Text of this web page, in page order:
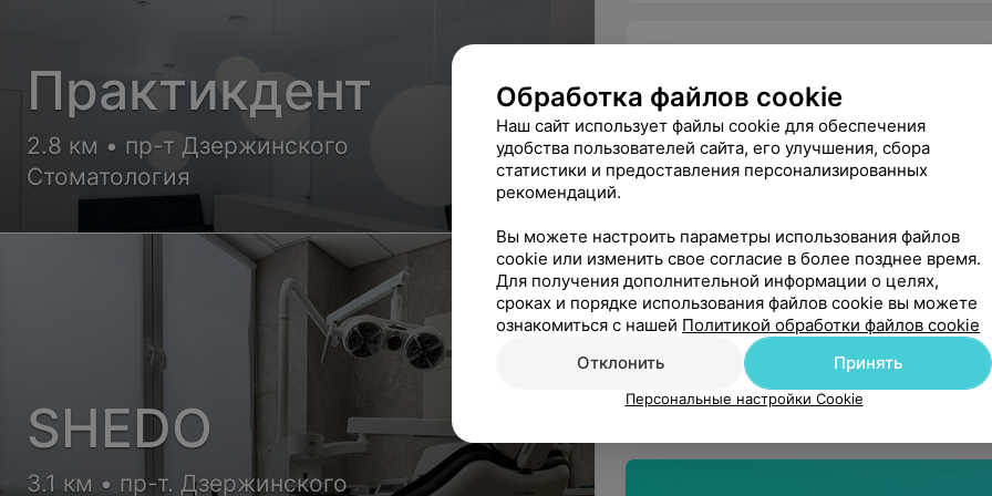
проводить процедуры без
используют материалы от
расходники, а инструменты
Современные методики
Доктора практикуют новые
которые помогают
каждому пациенту
«ДенталСалон» — это ортодонтический
стоматологических услуг. Здесь
аномалий.
Ортодонтический штат
различные методы и подходы к
важные врачебные консилиумы по
принимаются коллегиальные решения.
операциям, лечение прикуса с
конструкций брекетов. После
Цены
Металлические
брекеты (верхняя
и нижняя
челюсти)
Цена по запросу
Прозрачные
керамические
брекеты (верхняя
и нижняя
Цена по запросу
Минск, ул. Аэродромная, 28
ДО 21:00 МАРШРУТ
Практикдент
2.8 км • пр-т Дзержинского
Стоматология
SHEDO
3.1 км • пр-т. Дзержинского
Обработка файлов cookie
Наш сайт использует файлы cookie для обеспечения
удобства пользователей сайта, его улучшения, сбора
статистики и предоставления персонализированных
рекомендаций.
Вы можете настроить параметры использования файлов
cookie или изменить свое согласие в более позднее время.
Для получения дополнительной информации о целях,
сроках и порядке использования файлов cookie вы можете
ознакомиться с нашей Политикой обработки файлов cookie
Отклонить
Принять
Персональные настройки Cookie